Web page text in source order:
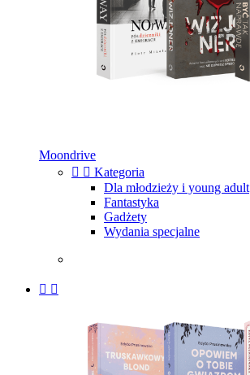
Moondrive
  Kategoria
Dla młodzieży i young adult
Fantastyka
Gadżety
Wydania specjalne
 